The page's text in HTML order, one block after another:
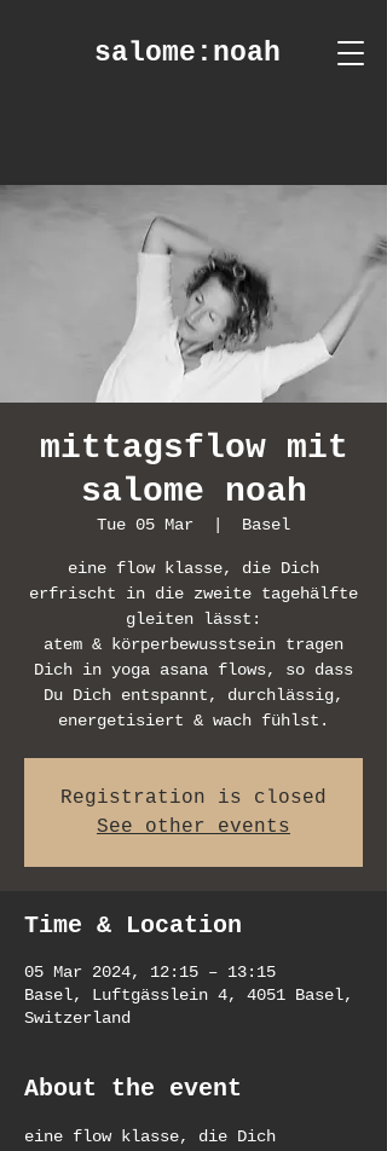
salome :noah
mittagsflow mit
salome noah
Tue 05 Mar Basel
eine flow klasse, die Dich
erfrischt in die zweite tagehälfte
gleiten lässt:
atem & körperbewusstsein tragen
Dich in yoga asana flows, so dass
Du Dich entspannt, durchlässig,
Registration is closed
See other events
Time & Location
05 Mar 2024, 12:15 – 13:15
Basel, Luftgässlein 4, 4051 Basel,
Switzerland
About the event
eine flow klasse, die Dich